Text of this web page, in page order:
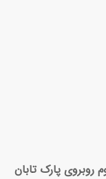
به ۱۶ متری دوم روبروی پارک تابان